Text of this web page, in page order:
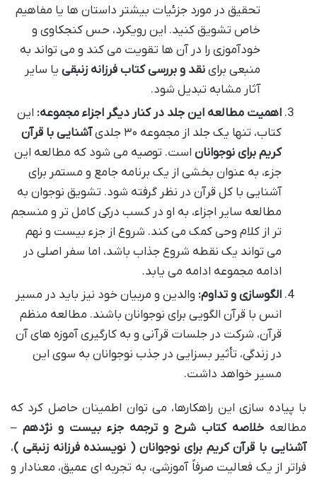
تحقیق در مورد جزئیات بیشتر داستان ها یا مفاهیم
خاص تشویق کنید. این رویکرد، حس کنجکاوی و
خودآموزی را در آن ها تقویت می کند و می تواند به
منبعی براینقد و بررسی کتاب فرزانه زنبقی یا سایر
آثار مشابه تبدیل شود.
اهمیت مطالعه این جلد در کنار دیگر اجزاء مجموعه: این
کتاب، تنها یک جلد از مجموعه ۳۰ جلدی
آشنایی با قرآن
کریم برای نوجوانان است. توصیه می شود که مطالعه این
جزء، به عنوان بخشی از یک برنامه جامع و مستمر برای
آشنایی با کل قرآن در نظر گرفته شود. تشویق نوجوان به
مطالعه سایر اجزاء، به او در کسب درکی کامل تر و منسجم
تر از کلام وحی کمک می کند. شروع از جزء بیست و نهم
می تواند یک نقطه شروع جذاب باشد، اما سفر اصلی در
ادامه مجموعه ادامه می یابد.
الگوسازی و تداوم: والدین و مربیان خود نیز باید در مسیر
انس با قرآن الگویی برای نوجوانان باشند. مطالعه منظم
قرآن، شرکت در جلسات قرآنی و به کارگیری آموزه های آن
در زندگی، تأثیر بسزایی در جذب نوجوانان به سوی این
مسیر خواهد داشت.
با پیاده سازی این راهکارها، می توان اطمینان حاصل کرد که
مطالعه خلاصه کتاب شرح و ترجمه جزء بیست و نژدهم –
آشنایی با قرآن کریم برای نوجوانان ( نویسنده فرزانه زنبقی )،
فراتر از یک فعالیت صرفاً آموزشی، به تجربه ای عمیق، معنادار و